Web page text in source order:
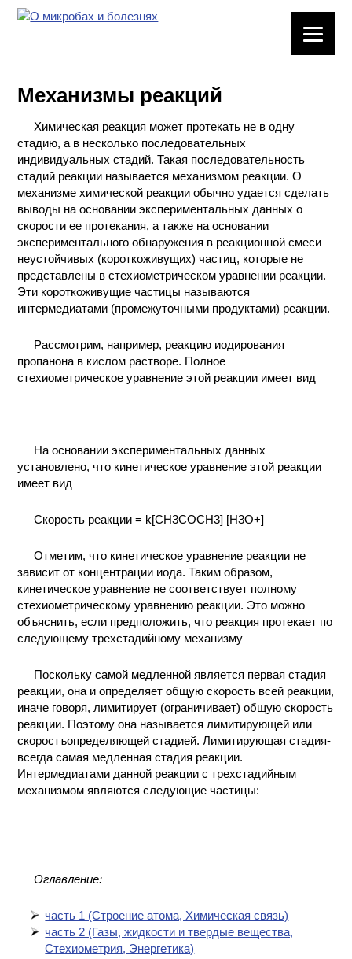
ХИМИЧЕСКАЯ
ВРЕДНЫЕ
ФАКТОРЫ
МЕТОДЫ
ПРАКТИЧЕСКОЙ
ХИМИИ
ПРОИЗВОДСТВЕ
И ХИМИЧЕСКАЯ
Механизмы реакций
Химическая реакция может протекать не в одну
стадию, а в несколько последовательных
индивидуальных стадий. Такая последовательность
стадий реакции называется механизмом реакции. О
механизме химической реакции обычно удается сделать
выводы на основании экспериментальных данных о
скорости ее протекания, а также на основании
экспериментального обнаружения в реакционной смеси
неустойчивых (короткоживущих) частиц, которые не
представлены в стехиометрическом уравнении реакции.
Эти короткоживущие частицы называются
интермедиатами (промежуточными продуктами) реакции.
Рассмотрим, например, реакцию иодирования
пропанона в кислом растворе. Полное
стехиометрическое уравнение этой реакции имеет вид
На основании экспериментальных данных
установлено, что кинетическое уравнение этой реакции
имеет вид
Скорость реакции = k[CH3COCH3] [H3O+]
Отметим, что кинетическое уравнение реакции не
зависит от концентрации иода. Таким образом,
кинетическое уравнение не соответствует полному
стехиометрическому уравнению реакции. Это можно
объяснить, если предположить, что реакция протекает по
следующему трехстадийному механизму
Поскольку самой медленной является первая стадия
реакции, она и определяет общую скорость всей реакции,
иначе говоря, лимитирует (ограничивает) общую скорость
реакции. Поэтому она называется лимитирующей или
скоростъопределяющей стадией. Лимитирующая стадия-
всегда самая медленная стадия реакции.
Интермедиатами данной реакции с трехстадийным
механизмом являются следующие частицы:
Оглавление:
часть 1 (Cтроение атома, Химическая связь)
часть 2 (Газы, жидкости и твердые вещества,
Стехиометрия, Энергетика)